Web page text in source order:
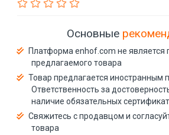
Основные
Платформа enhof.com не является
предлагаемого товара
Товар предлагается иностранным
Ответственность за
наличие обязательных
Свяжитесь с продавцом и
товара